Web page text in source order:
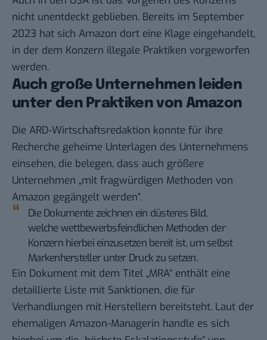
nicht unentdeckt geblieben. Bereits im September
2023 hat sich Amazon dort eine Klage eingehandelt,
in der dem Konzern illegale Praktiken vorgeworfen
werden.
Auch große Unternehmen leiden
unter den Praktiken von Amazon
Die ARD-Wirtschaftsredaktion konnte für ihre
Recherche geheime Unterlagen des Unternehmens
einsehen, die belegen, dass auch größere
Unternehmen „mit fragwürdigen Methoden von
Amazon gegängelt werden“.
Die Dokumente zeichnen ein düsteres Bild,
welche wettbewerbsfeindlichen Methoden der
Konzern hierbei einzusetzen bereit ist, um selbst
Markenhersteller unter Druck zu setzen.
Ein Dokument mit dem Titel „MRA“ enthält eine
detaillierte Liste mit Sanktionen, die für
Verhandlungen mit Herstellern bereitsteht. Laut der
ehemaligen Amazon-Managerin handle es sich